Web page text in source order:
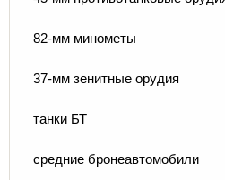
82-мм минометы
37-мм зенитные орудия
танки БТ
средние бронеавтомобили